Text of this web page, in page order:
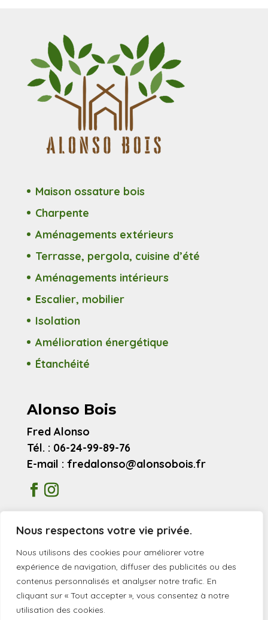
Nous respectons votre vie privée.
Nous utilisons des cookies pour améliorer votre
expérience de navigation, diffuser des publicités ou des
contenus personnalisés et analyser notre trafic. En
cliquant sur « Tout accepter », vous consentez à notre
utilisation des cookies.
Maison ossature bois
Charpente
Aménagements extérieurs
Terrasse, pergola, cuisine d’été
Aménagements intérieurs
Escalier, mobilier
Isolation
Amélioration énergétique
Étanchéité
Alonso Bois
Fred Alonso
Tél. : 06-24-99-89-76
E-mail : fredalonso@alonsobois.fr
Mentions légales
Avis clients
© 2026 Alonso Bois